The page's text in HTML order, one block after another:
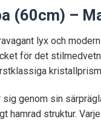
(60cm) –
lyx och
för det
genom sin
hamrad struktur.